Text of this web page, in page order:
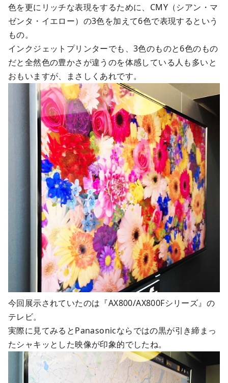
色を更にリッチな表現をするために、CMY（シアン・マ
ゼンタ・イエロー）の3色を加えて6色で表現するという
もの。
インクジェットプリンターでも、3色のものと6色のもの
だと全然色の豊かさが違うのを体感している人も多いと
おもいますが、まさしくあれです。
今回展示されていたのは『AX800/AX800Fシリーズ』の
テレビ。
実際に見てみるとPanasonicならではの黒が引き締まっ
たシャキッとした映像が印象的でしたね。